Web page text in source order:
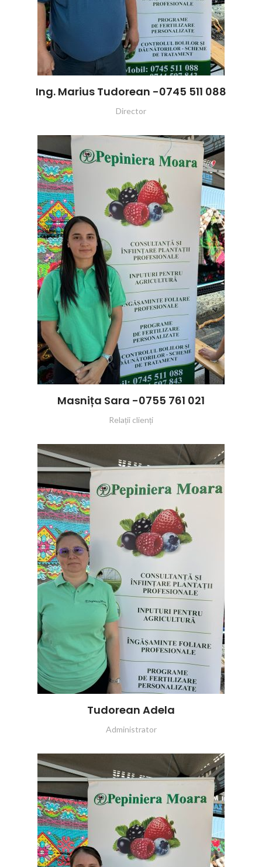
Ing. Marius Tudorean -0745 511 088
Director
Masnița Sara -0755 761 021
Relații clienți
Tudorean Adela
Administrator